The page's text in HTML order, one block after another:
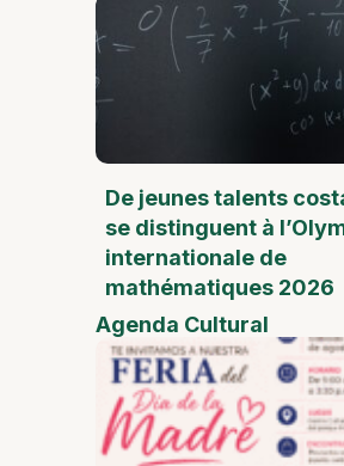
De jeunes talents
se distinguent à
internationale de
mathématiques 2026
Agenda Cultural